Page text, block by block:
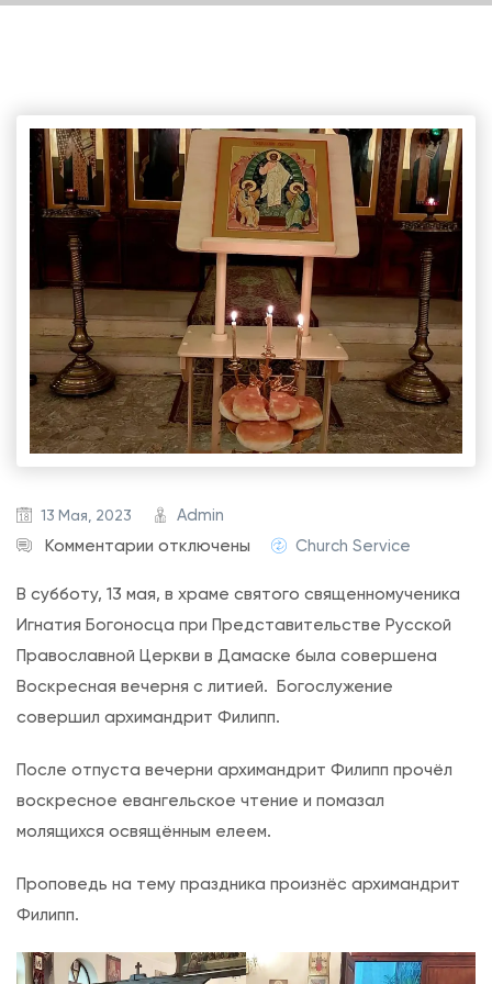
13 Мая, 2023
Admin
Комментарии к
а
п
и
с
и
р
н
отключены Church Service
В субботу, 13 мая, в храме святого священномученика
Игнатия Богоносца при Представительстве Русской
Православной Церкви в Дамаске была совершена
Воскресная вечерня с литией. Богослужение
совершил архимандрит Филипп.
После отпуста вечерни архимандрит Филипп прочёл
воскресное евангельское чтение и помазал
молящихся освящённым елеем.
Проповедь на тему праздника произнёс архимандрит
Филипп.